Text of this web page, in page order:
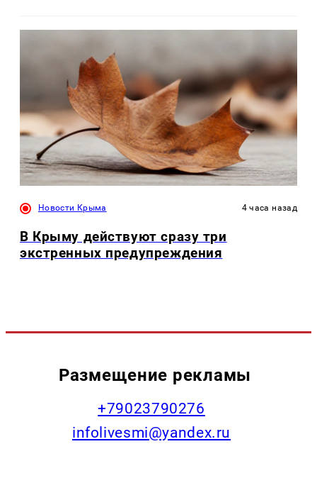
Новости Крыма 4 часа назад
В Крыму действуют сразу три
экстренных предупреждения
Размещение рекламы
+79023790276
infolivesmi@yandex.ru